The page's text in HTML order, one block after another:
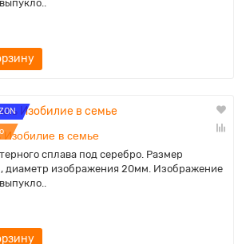
Изобилие в семье
сплава под серебро. Размер
диаметр изображения 20мм. Изображение